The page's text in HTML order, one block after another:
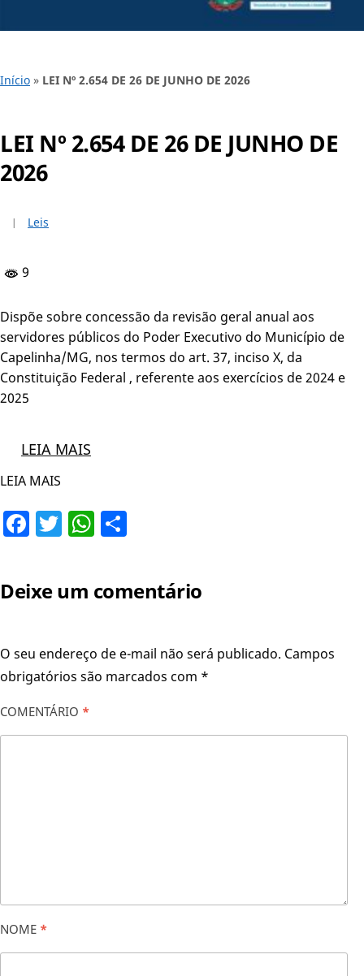
Início » LEI Nº 2.654 DE 26 DE JUNHO DE 2026
LEI Nº 2.654 DE 26 DE JUNHO DE
2026
Leis
9
Dispõe sobre concessão da revisão geral anual aos
servidores públicos do Poder Executivo do Município de
Capelinha/MG, nos termos do art. 37, inciso X, da
Constituição Federal , referente aos exercícios de 2024 e
2025
LEIA MAIS
LEIA MAIS
Facebook
TwitterWhatsApp
Deixe um comentário
O seu endereço de e-mail não será publicado. Campos
obrigatórios são marcados com *
COMENTÁRIO *
NOME *